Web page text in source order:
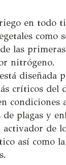
en todo
las
nitrógeno.
críticos
plagas y
de
así como